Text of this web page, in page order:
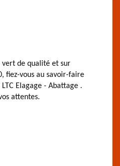
vert de qualité et sur
fiez-vous au savoir-faire
Elagage - Abattage .
attentes.